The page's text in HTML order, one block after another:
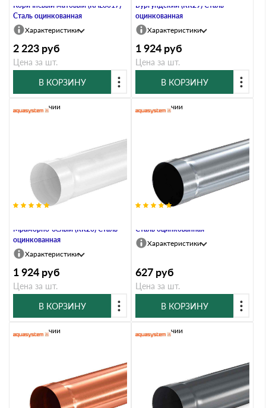
Коричневый матовый (RAL8017)
Сталь оцинкованная
Характеристики
2 223 руб
Цена за шт.
В КОРЗИНУ
Бургундский (RR29) Сталь
оцинкованная
Характеристики
1 924 руб
Цена за шт.
В КОРЗИНУ
Мраморно-белый (RR20) Сталь
оцинкованная
В наличии
Характеристики
1 924 руб
Цена за шт.
В КОРЗИНУ
Сталь оцинкованная
В наличии
Характеристики
627 руб
Цена за шт.
В КОРЗИНУ
В наличии В наличии